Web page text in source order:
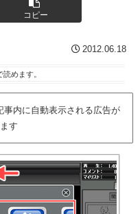
コピー
2012.06.18
読めます。
内に自動表示される広告が
す